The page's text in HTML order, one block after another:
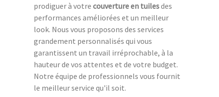
prodiguer à votre couverture en tuilesdes
performances améliorées et un meilleur
look. Nous vous proposons des services
grandement personnalisés qui vous
garantissent un travail irréprochable, à la
hauteur de vos attentes et de votre budget.
Notre équipe de professionnels vous fournit
le meilleur service qu'il soit.